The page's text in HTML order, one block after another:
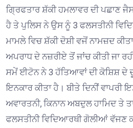
ਗ੍ਰਿਫਤਾਰ ਸ਼ੱਕੀ ਹਮਲਾਵਰ ਦੀ ਪਛਾਣ
ਹੈ ਤੇ ਪੁਲਿਸ ਨੇ ਉਸ ਨੂੰ 3 ਫਲਸਤੀਨੀ
ਮਾਮਲੇ ਵਿਚ ਸ਼ੱਕੀ ਦੋਸ਼ੀ ਵਜੋਂ ਨਾਮਜ਼ਦ
ਅਪਰਾਧ ਦੇ ਨਜ਼ਰੀਏ ਤੋਂ ਜਾਂਚ ਕੀਤੀ ਜਾ
ਸਮੇਂ ਈਟੋਨ ਨੇ 3 ਹੱਤਿਆਵਾਂ ਦੀ ਕੋਸ਼ਿਸ਼ ਦੇ
ਇਨਕਾਰ ਕੀਤਾ ਹੈ। ਬੀਤੇ ਦਿਨੀਂ ਵਾਪਰੀ
ਅਵਾਰਤਨੀ, ਕਿਨਾਨ ਅਬਦੁਲ ਹਾਮਿਦ ਤੇ
ਫਲਸਤੀਨੀ ਵਿਦਿਆਰਥੀ ਗੋਲੀਆਂ ਵੱਜਣ